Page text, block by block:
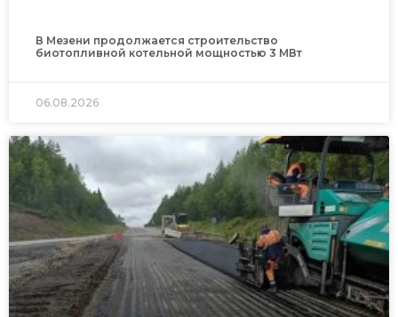
В Мезени продолжается строительство
биотопливной котельной мощностью 3 МВт
06.08.2026